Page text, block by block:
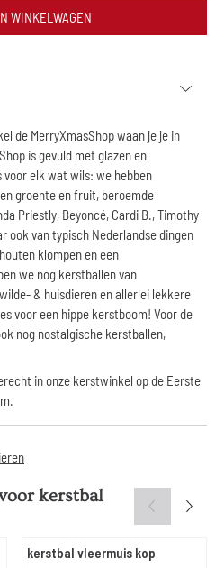
WINKELWAGEN
de MerryXmasShop waan je je in
is gevuld met glazen en
elk wat wils: we hebben
groente en fruit, beroemde
Priestly, Beyoncé, Cardi B., Timothy
ook van typisch Nederlandse dingen
klompen en een
we nog kerstballen van
& huisdieren en allerlei lekkere
voor een hippe kerstboom! Voor de
nog nostalgische kerstballen,
in onze kerstwinkel op de Eerste
kerstbal
kerstbal vleermuis kop